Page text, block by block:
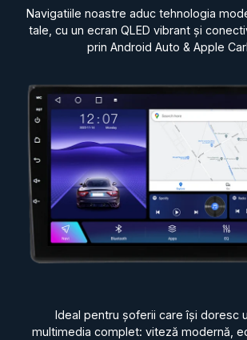
Navigatiile noastre aduc tehnologia
tale, cu un ecran QLED vibrant și
prin Android Auto & Apple
Ideal pentru șoferii care își doresc
multimedia complet: viteză modernă,